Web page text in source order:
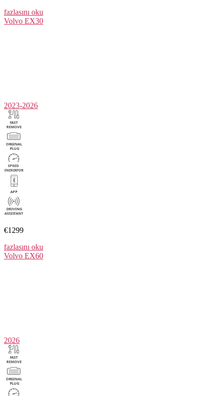
fazlasını oku
Volvo EX30
2023-2026
€1299
fazlasını oku
Volvo EX60
2026